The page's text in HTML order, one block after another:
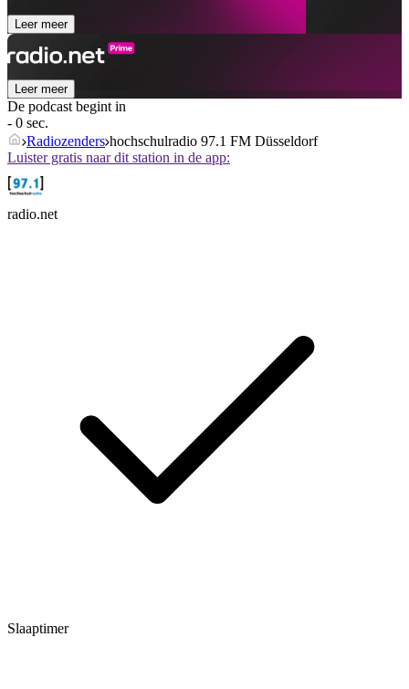
Leer meer
Leer meer
De podcast begint in
- 0 sec.
Radiozenders hochschulradio 97.1 FM Düsseldorf
Luister gratis naar dit station in de app:
radio.net
Slaaptimer